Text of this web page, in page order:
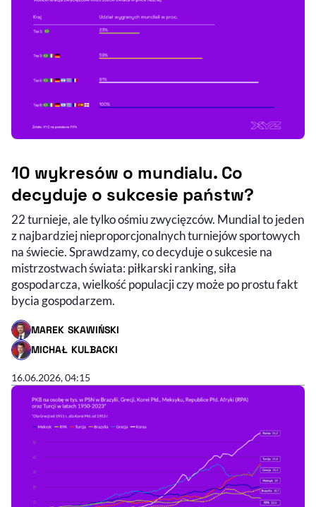
10 wykresów o mundialu. Co
decyduje o sukcesie państw?
22 turnieje, ale tylko ośmiu zwycięzców. Mundial to jeden
z najbardziej nieproporcjonalnych turniejów sportowych
na świecie. Sprawdzamy, co decyduje o sukcesie na
mistrzostwach świata: piłkarski ranking, siła
gospodarcza, wielkość populacji czy może po prostu fakt
bycia gospodarzem.
MAREK SKAWIŃSKI
- AUTOR ARTYKUŁU - PROFIL
MICHAŁ KULBACKI
- AUTOR ARTYKUŁU - PROFIL
16.06.2026, 04:15